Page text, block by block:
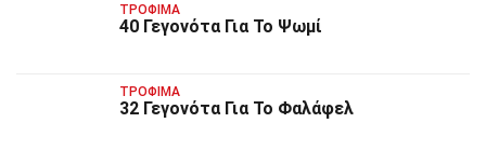
ΤΡΌΦΙΜΑ
40 Γεγονότα Για Το Ψωμί
ΤΡΌΦΙΜΑ
32 Γεγονότα Για Το Φαλάφελ